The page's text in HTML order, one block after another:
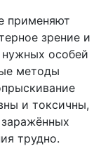
применяют
зрение и
особей
методы
и токсичны,
трудно.